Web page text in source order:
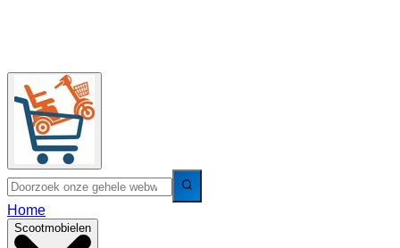
Home
Scootmobielen